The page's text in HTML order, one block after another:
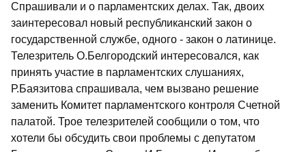
Спрашивали и о парламентских делах. Так, двоих
заинтересовал новый республиканский закон о
государственной службе, одного - закон о латинице.
Телезритель О.Белгородский интересовался, как
принять участие в парламентских слушаниях,
Р.Баязитова спрашивала, чем вызвано решение
заменить Комитет парламентского контроля Счетной
палатой. Трое телезрителей сообщили о том, что
хотели бы обсудить свои проблемы с депутатом